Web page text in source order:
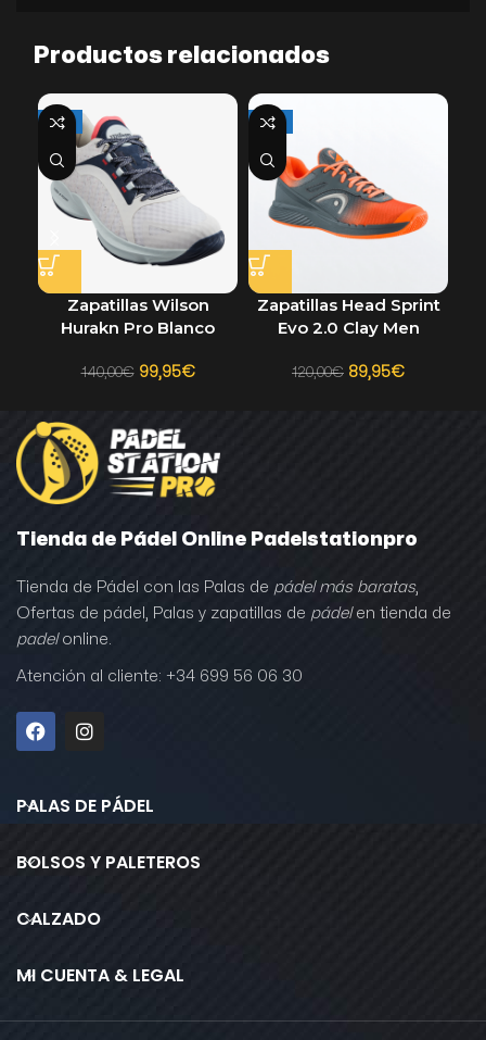
Productos relacionados
-29%
Zapatillas Wilson
Hurakn Pro Blanco
140,00€ 99,95€
-25%
Zapatillas Head Sprint
Evo 2.0 Clay Men
120,00€ 89,95€
Tienda de Pádel Online Padelstationpro
Tienda de Pádel con las Palas de pádel más baratas,
Ofertas de pádel, Palas y zapatillas de pádelen tienda de
padelonline.
Atención al cliente: +34 699 56 06 30
PALAS DE PÁDEL
BOLSOS Y PALETEROS
CALZADO
MI CUENTA & LEGAL